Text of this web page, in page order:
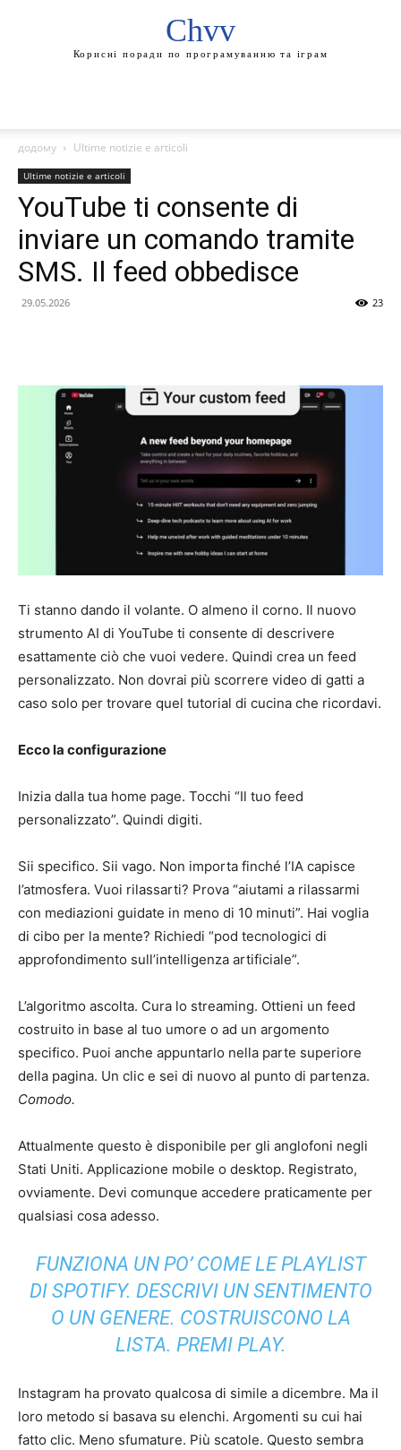
Chvv
Корисні поради по програмуванню та іграм
додому Ultime notizie e articoli
Ultime notizie e articoli
YouTube ti consente di
inviare un comando tramite
SMS. Il feed obbedisce
29.05.2026 23
Ti stanno dando il volante. O almeno il corno. Il nuovo
strumento AI di YouTube ti consente di descrivere
esattamente ciò che vuoi vedere. Quindi crea un feed
personalizzato. Non dovrai più scorrere video di gatti a
caso solo per trovare quel tutorial di cucina che ricordavi.
Ecco la configurazione
Inizia dalla tua home page. Tocchi “Il tuo feed
personalizzato”. Quindi digiti.
Sii specifico. Sii vago. Non importa finché l’IA capisce
l’atmosfera. Vuoi rilassarti? Prova “aiutami a rilassarmi
con mediazioni guidate in meno di 10 minuti”. Hai voglia
di cibo per la mente? Richiedi “pod tecnologici di
approfondimento sull’intelligenza artificiale”.
L’algoritmo ascolta. Cura lo streaming. Ottieni un feed
costruito in base al tuo umore o ad un argomento
specifico. Puoi anche appuntarlo nella parte superiore
della pagina. Un clic e sei di nuovo al punto di partenza.
Comodo.
Attualmente questo è disponibile per gli anglofoni negli
Stati Uniti. Applicazione mobile o desktop. Registrato,
ovviamente. Devi comunque accedere praticamente per
qualsiasi cosa adesso.
FUNZIONA UN PO’ COME LE PLAYLIST
DI SPOTIFY. DESCRIVI UN SENTIMENTO
O UN GENERE. COSTRUISCONO LA
LISTA. PREMI PLAY.
Instagram ha provato qualcosa di simile a dicembre. Ma il
loro metodo si basava su elenchi. Argomenti su cui hai
fatto clic. Meno sfumature. Più scatole. Questo sembra